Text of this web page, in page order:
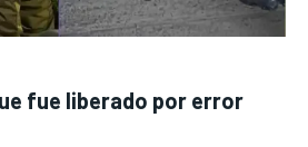
fue liberado por error